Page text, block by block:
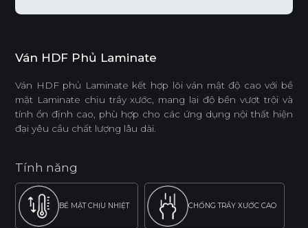
Ván HDF Phủ Laminate
Ván HDF phủ Laminate kết hợp lõi ván mật độ cao với bề
mặt Laminate chịu trầy xước, mang lại độ bền vượt trội và
tính ổn định cao, phù hợp cho các ứng dụng nội thất hiện
đại yêu cầu chất lượng lâu dài.
Tính năng
BỀ MẶT CHỊU NHIỆT CHỐNG TRẦY XƯỚC CAO